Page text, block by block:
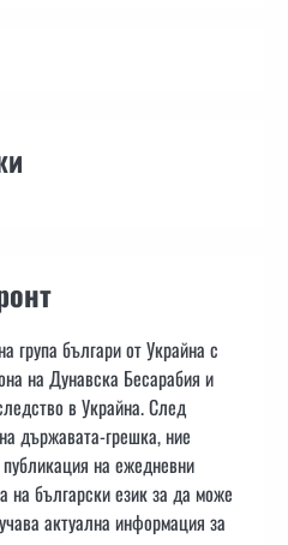
група българи от Украйна с
на Дунавска Бесарабия и
в Украйна. След
държавата-грешка, ние
на ежедневни
на български език за да може
актуална информация за